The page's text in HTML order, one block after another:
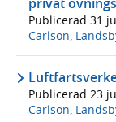
Publicerad 31
Carlson
Publicerad 23
Carlson,